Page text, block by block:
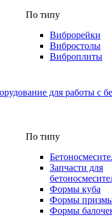
По типу
Виброрейки
Вибростолы
Виброплиты
для работы с
По типу
Запчасти для
Формы куба
Формы
Формы